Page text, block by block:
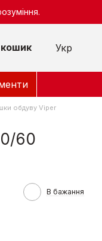
Укр
обдуву Viper
60
В бажання